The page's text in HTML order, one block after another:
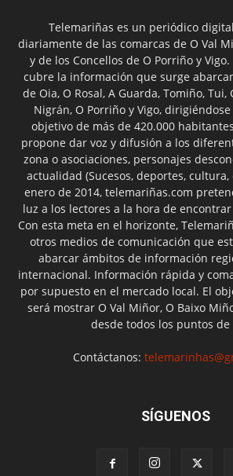
Telemariñas es un periódico
diariamente de las comarcas de O Val
y de los Concellos de O Porriño y
cubre la información que surge
de Oia, O Rosal, A Guarda, Tomiño, Tui,
Nigrán, O Porriño y Vigo,
objetivo de más de 420.000
propone dar voz y difusión a los
zona o asociaciones, personajes
actualidad (Sucesos, deportes, cultura,
enero de 2014, telemariñas.com
luz a los lectores a la hora de
Con esta meta en el horizonte,
otros medios de comunicación que
abarcar ámbitos de información
internacional. Información rápida y
por supuesto en el mercado local. El
será mostrar O Val Miñor, O Baixo
desde todos los puntos de
Contáctanos:
SÍGUENOS